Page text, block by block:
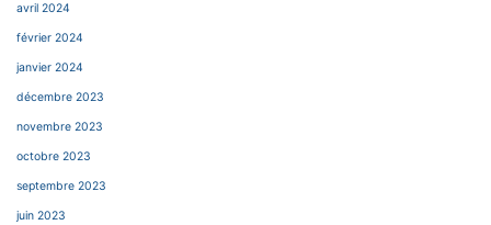
avril 2024
février 2024
janvier 2024
décembre 2023
novembre 2023
octobre 2023
septembre 2023
juin 2023